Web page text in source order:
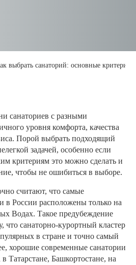
выбрать санаторий: основные критерии
санаториев с разными
уровня комфорта, качества
Порой выбрать подходящий
задачей, особенно если
критериям это можно сделать и
чтобы не ошибиться в выборе.
считают, что самые
в России расположены только на
Водах. Такое предубеждение
что санаторно-курортный кластер
в стране и точно самый
хорошие современные санатории
Татарстане, Башкортостане, на